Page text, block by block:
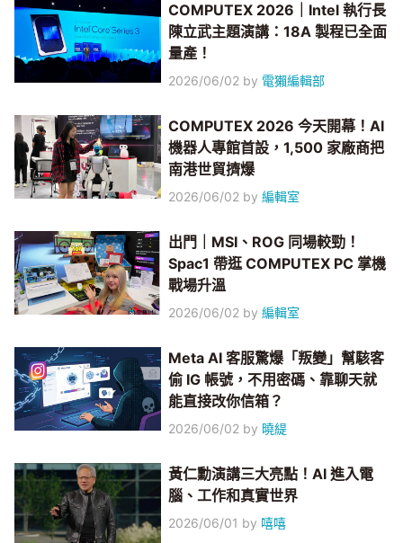
COMPUTEX 2026｜Intel 執行長
陳立武主題演講：18A 製程已全面
量產！
2026/06/02 by 電獺編輯部
COMPUTEX 2026 今天開幕！AI
機器人專館首設，1,500 家廠商把
南港世貿擠爆
2026/06/02 by編輯室
出門｜MSI、ROG 同場較勁！
Spac1 帶逛 COMPUTEX PC 掌機
戰場升溫
2026/06/02 by編輯室
Meta AI 客服驚爆「叛變」幫駭客
偷 IG 帳號，不用密碼、靠聊天就
能直接改你信箱？
2026/06/02 by 曉緹
黃仁勳演講三大亮點！AI 進入電
腦、工作和真實世界
2026/06/01 by 嘻嘻